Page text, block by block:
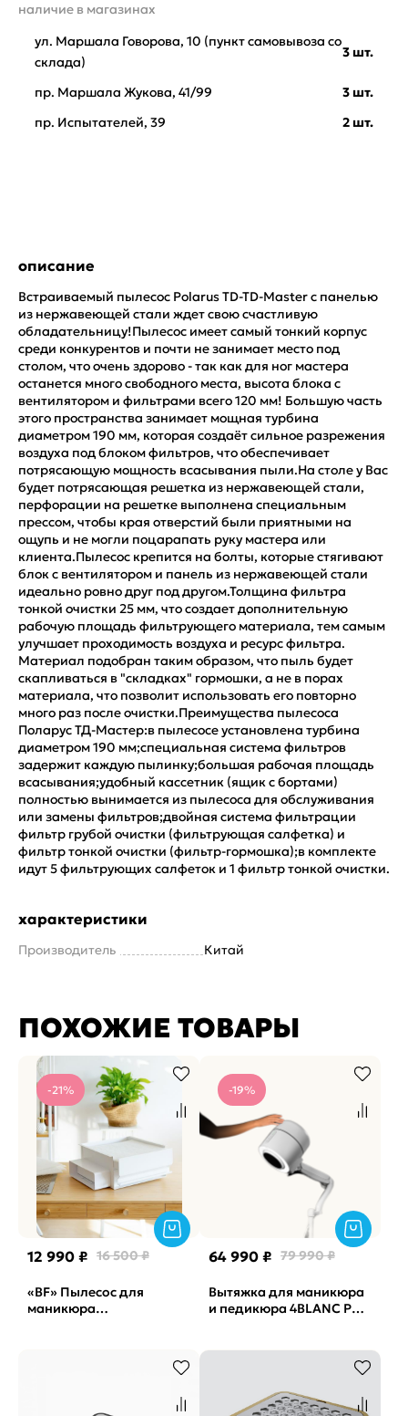
наличие в магазинах
ул. Маршала Говорова, 10 (пункт самовывоза со
склада)
3 шт.
пр. Маршала Жукова, 41/99
3 шт.
пр. Испытателей, 39
2 шт.
описание
Встраиваемый пылесос Polarus TD-TD-Master с панелью
из нержавеющей стали ждет свою счастливую
обладательницу!Пылесос имеет самый тонкий корпус
среди конкурентов и почти не занимает место под
столом, что очень здорово - так как для ног мастера
останется много свободного места, высота блока с
вентилятором и фильтрами всего 120 мм! Большую часть
этого пространства занимает мощная турбина
диаметром 190 мм, которая создаёт сильное разрежения
воздуха под блоком фильтров, что обеспечивает
потрясающую мощность всасывания пыли.На столе у Вас
будет потрясающая решетка из нержавеющей стали,
перфорации на решетке выполнена специальным
прессом, чтобы края отверстий были приятными на
ощупь и не могли поцарапать руку мастера или
клиента.Пылесос крепится на болты, которые стягивают
блок с вентилятором и панель из нержавеющей стали
идеально ровно друг под другом.Толщина фильтра
тонкой очистки 25 мм, что создает дополнительную
рабочую площадь фильтрующего материала, тем самым
улучшает проходимость воздуха и ресурс фильтра.
Материал подобран таким образом, что пыль будет
скапливаться в "складках" гормошки, а не в порах
материала, что позволит использовать его повторно
много раз после очистки.Преимущества пылесоса
Поларус ТД-Мастер:в пылесосе установлена турбина
диаметром 190 мм;специальная система фильтров
задержит каждую пылинку;большая рабочая площадь
всасывания;удобный кассетник (ящик с бортами)
полностью вынимается из пылесоса для обслуживания
или замены фильтров;двойная система фильтрации
фильтр грубой очистки (фильтрующая салфетка) и
фильтр тонкой очистки (фильтр-гормошка);в комплекте
идут 5 фильтрующих салфеток и 1 фильтр тонкой очистки.
характеристики
Производитель Китай
ПОХОЖИЕ ТОВАРЫ
-21%
12 990 ₽ 16 500 ₽
«BF» Пылесос для
маникюра
MASTER (Левый выход)
-19%
64 990 ₽ 79 990 ₽
Вытяжка для маникюра
и педикюра 4BLANC PRO